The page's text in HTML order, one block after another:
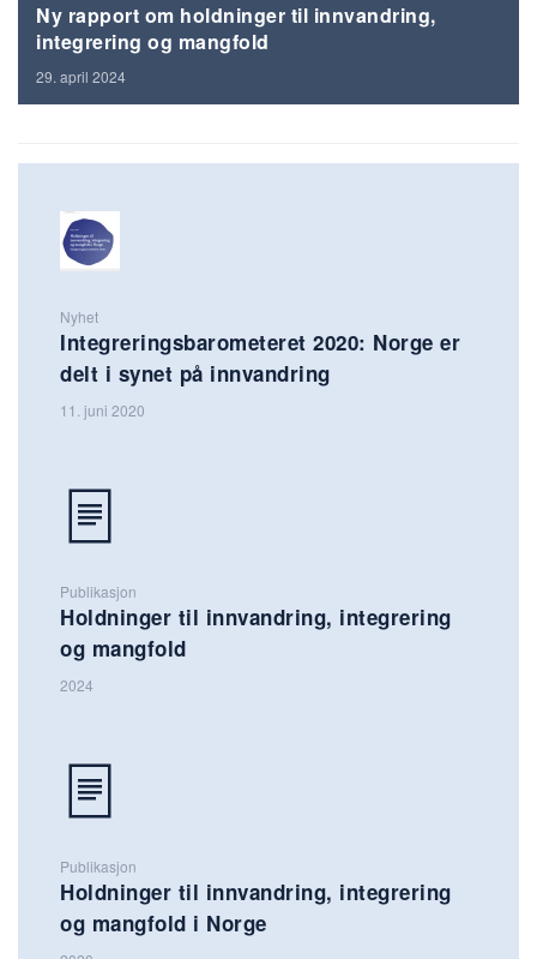
Ny rapport om holdninger til innvandring,
integrering og mangfold
29. april 2024
Nyhet
Integreringsbarometeret 2020: Norge er
delt i synet på innvandring
11. juni 2020
Publikasjon
Holdninger til innvandring, integrering
og mangfold
2024
Publikasjon
Holdninger til innvandring, integrering
og mangfold i Norge